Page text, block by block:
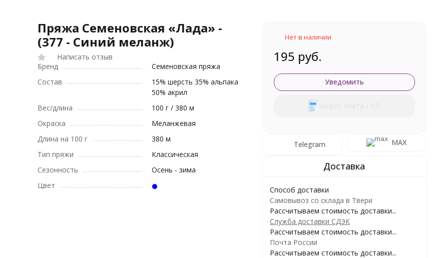
Пряжа Семеновская «Лада» -
(377 - Синий меланж)
Написать отзыв
Бренд
Семеновская пряжа
Состав
15% шерсть 35% альпака
50% акрил
Вес/длина
100 г / 380 м
Окраска
Меланжевая
Длина на 100 г
380 м
Тип пряжи
Классическая
Сезонность
Осень - зима
Цвет
Нет в наличии
195 руб.
Уведомить
Telegram MAX
Способ доставки
Самовывоз со склада в Твери
Рассчитываем стоимость доставки...
Служба доставки СДЭК
Рассчитываем стоимость доставки...
Почта России
Рассчитываем стоимость доставки...